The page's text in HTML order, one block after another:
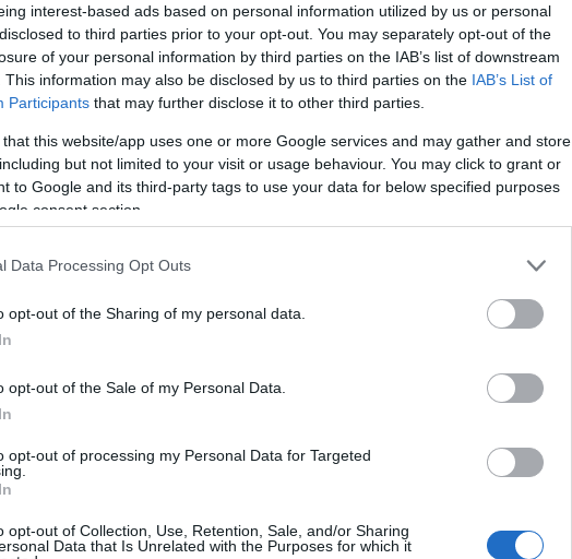
interest-based ads based on personal information utilized by us or personal
to third parties prior to your opt-out. You may separately opt-out of the
of your personal information by third parties on the IAB’s list of downstream
This information may also be disclosed by us to third parties on the IAB’s List of
Participants that may further disclose it to other third parties.
that this website/app uses one or more Google services and may gather and store
but not limited to your visit or usage behaviour. You may click to grant or
to Google and its third-party tags to use your data for below specified purposes
consent section.
Data Processing Opt Outs
opt-out of the Sharing of my personal data.
opt-out of the Sale of my Personal Data.
opt-out of processing my Personal Data for Targeted
opt-out of Collection, Use, Retention, Sale, and/or Sharing
Data that Is Unrelated with the Purposes for which it
zenei irányvonalának folytatása: lendületes,
dallamokkal, és természetesen a már
A lemezen hallható tíz dalon
zenei munkásságának korábbi mérföldkövei:
Agnus Dei lüktetései, vagy a Sex Action nyers, és
egész egy nagyon is élvezhető különleges
album speciális kiadvány, melynek
a vásárlók ajándékként kapják az előző,
forgalomban korábban nem volt kapható.
A38 állóhajón lesz, ahol a csapat 2008-ban a
Army előzenekaraként is játszott. A koncert
– még a boltokba kerülés előtt – az új CD-t, amit
zenekar a szokásosnál hosszabb
az új album dalai mellett a régi, jól bevált
A lemez június 4-én jelenik meg.